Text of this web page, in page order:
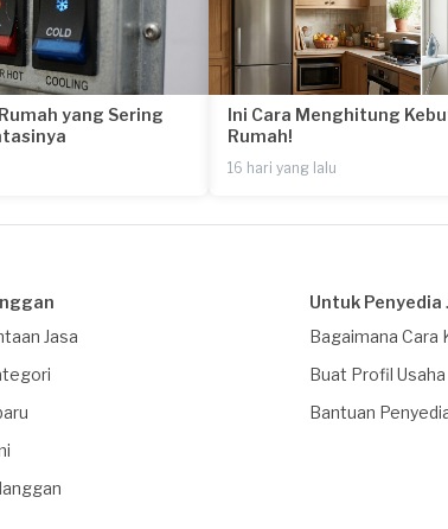
yang Sering
Ini Cara Menghitung
Rumah!
16 hari yang lalu
Jasa
Untuk Penyedia
Bagaimana Cara
Buat Profil Usaha
Bantuan